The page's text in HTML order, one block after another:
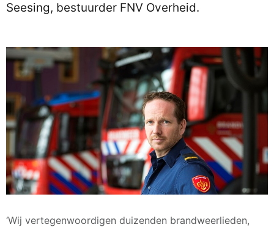
Seesing, bestuurder FNV Overheid.
‘Wij vertegenwoordigen duizenden brandweerlieden,